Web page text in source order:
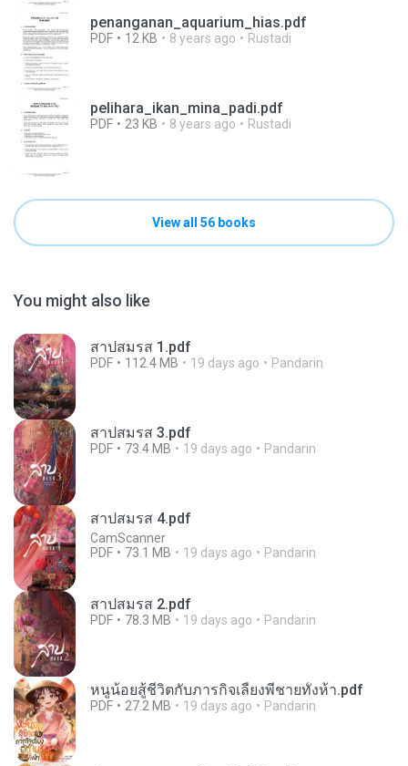
penanganan_aquarium_hias.pdf
PDF 12 KB 8 years ago Rustadi
pelihara_ikan_mina_padi.pdf
PDF 23 KB 8 years ago Rustadi
View all 56 books
You might also like
สาปสมรส 1.pdf
PDF 112.4 MB 19 days ago Pandarin
สาปสมรส 3.pdf
PDF 73.4 MB 19 days ago Pandarin
สาปสมรส 4.pdf
CamScanner
PDF
73.1 MB 19 days ago Pandarin
สาปสมรส 2.pdf
PDF 78.3 MB 19 days ago Pandarin
หนูน้อยสู้ชีวิตกับภารกิจเลี้ยงพี่ชายทั้งห้า.pdf
PDF 27.2 MB 19 days ago Pandarin